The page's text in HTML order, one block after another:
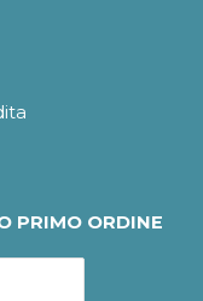
PRIMO ORDINE